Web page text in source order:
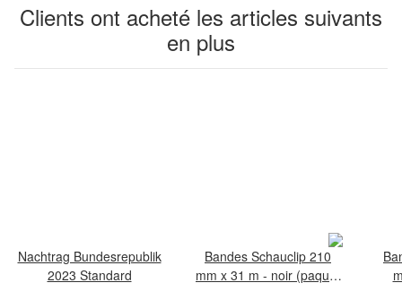
Clients ont acheté les articles suivants
en plus
Nachtrag Bundesrepublik
2023 Standard
Bandes Schauclip 210
mm x 31 m - noir (paquet